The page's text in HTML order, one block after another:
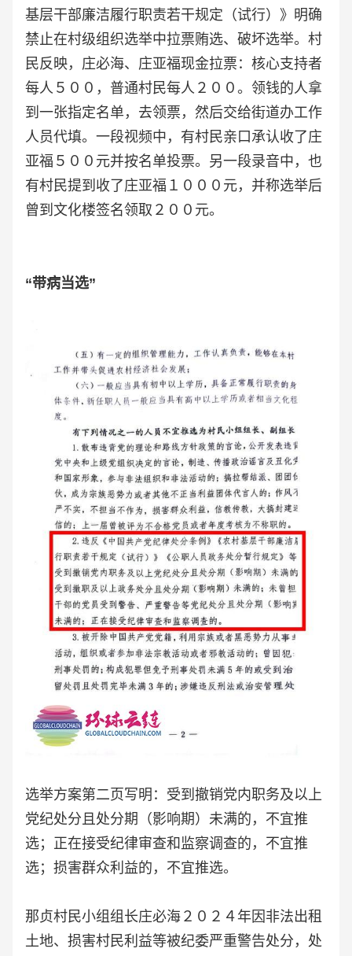
基层干部廉洁履行职责若干规定（试行）》明确
禁止在村级组织选举中拉票贿选、破坏选举。村
民反映，庄必海、庄亚福现金拉票：核心支持者
每人５００，普通村民每人２００。领钱的人拿
到一张指定名单，去领票，然后交给街道办工作
人员代填。一段视频中，有村民亲口承认收了庄
亚福５００元并按名单投票。另一段录音中，也
有村民提到收了庄亚福１０００元，并称选举后
曾到文化楼签名领取２００元。
“带病当选”
选举方案第二页写明：受到撤销党内职务及以上
党纪处分且处分期（影响期）未满的，不宜推
选；正在接受纪律审查和监察调查的，不宜推
选；损害群众利益的，不宜推选。
那贞村民小组组长庄必海２０２４年因非法出租
土地、损害村民利益等被纪委严重警告处分，处